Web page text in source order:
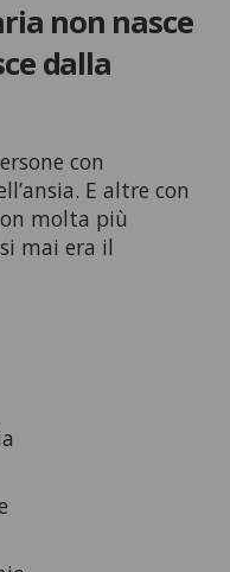
non nasce
dalla
con
E altre con
molta più
mai era il